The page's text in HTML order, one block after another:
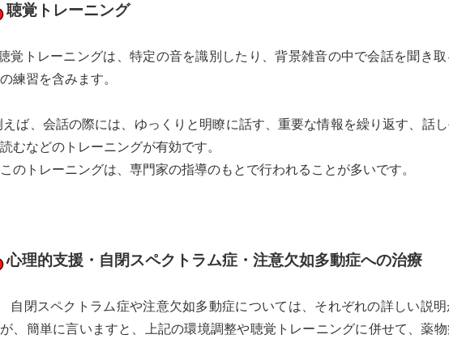
聴覚トレーニング
トレーニングは、特定の音を識別したり、背景雑音の中で会話を聞き取
練習を含みます。
ば、会話の際には、ゆっくりと明瞭に話す、重要な情報を繰り返す、話
むなどのトレーニングが有効です。
トレーニングは、専門家の指導のもとで行われることが多いです。
心理的支援・自閉スペクトラム症・注意欠如多動症への治療
スペクトラム症や注意欠如多動症については、それぞれの詳しい説明
、簡単に言いますと、上記の環境調整や聴覚トレーニングに併せて、薬